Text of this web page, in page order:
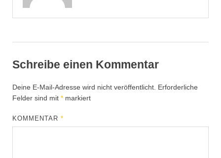
Schreibe einen Kommentar
Deine E-Mail-Adresse wird nicht veröffentlicht. Erforderliche
Felder sind mit * markiert
KOMMENTAR*